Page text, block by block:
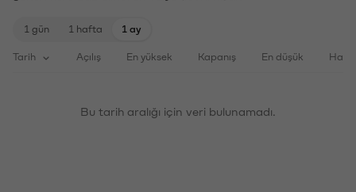
1 gün 1 hafta 1 ay
Tarih Açılış En yüksek Kapanış En düşük
Bu tarih aralığı için veri bulunamadı.